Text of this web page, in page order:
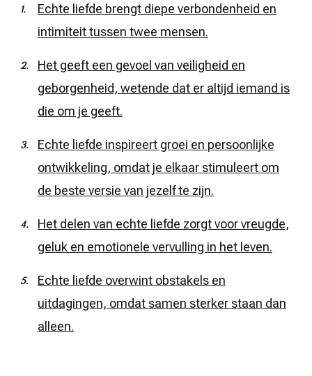
Echte liefde brengt diepe verbondenheid en
intimiteit tussen twee mensen.
Het geeft een gevoel van veiligheid en
geborgenheid, wetende dat er altijd iemand is
die om je geeft.
Echte liefde inspireert groei en persoonlijke
ontwikkeling, omdat je elkaar stimuleert om
de beste versie van jezelf te zijn.
Het delen van echte liefde zorgt voor vreugde,
geluk en emotionele vervulling in het leven.
Echte liefde overwint obstakels en
uitdagingen, omdat samen sterker staan dan
alleen.